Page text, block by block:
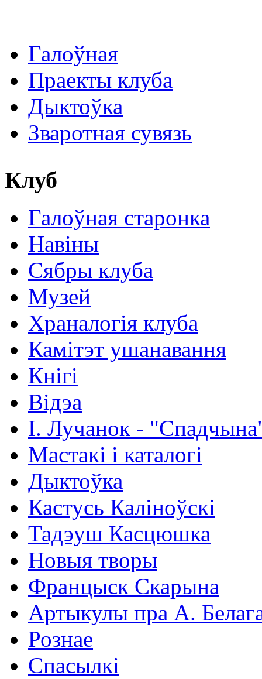
Галоўная
Праекты клуба
Дыктоўка
Зваротная сувязь
Клуб
Галоўная старонка
Навіны
Сябры клуба
Музей
Храналогія клуба
Камітэт ушанавання
Кнігі
Відэа
І. Лучанок -
Мастакі i каталогi
Дыктоўка
Кастусь Каліноўскі
Тадэуш Касцюшка
Новыя творы
Францыск Скарына
Артыкулы пра А.
Рознае
Спасылкі